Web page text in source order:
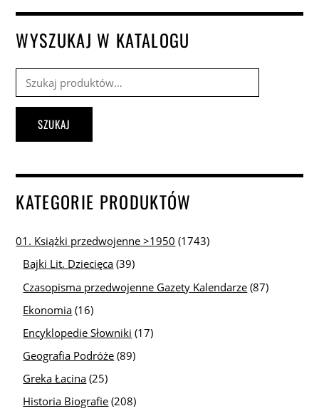
WYSZUKAJ W KATALOGU
Szukaj:
SZUKAJ
KATEGORIE PRODUKTÓW
01. Książki przedwojenne >1950 (1743)
Bajki Lit. Dziecięca (39)
Czasopisma przedwojenne Gazety Kalendarze (87)
Ekonomia (16)
Encyklopedie Słowniki (17)
Geografia Podróże (89)
Greka Łacina (25)
Historia Biografie (208)